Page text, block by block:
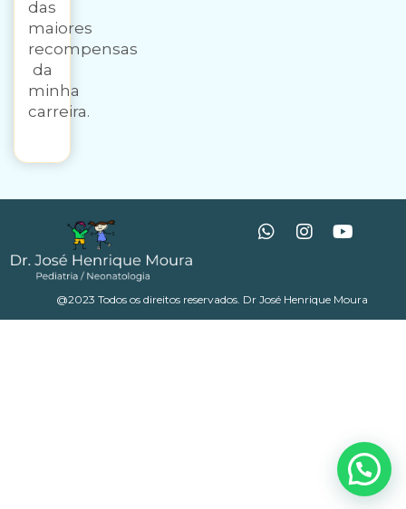
das
maiores
recompensas
da
minha
carreira.
@2023 Todos os direitos reservados. Dr José Henrique Moura